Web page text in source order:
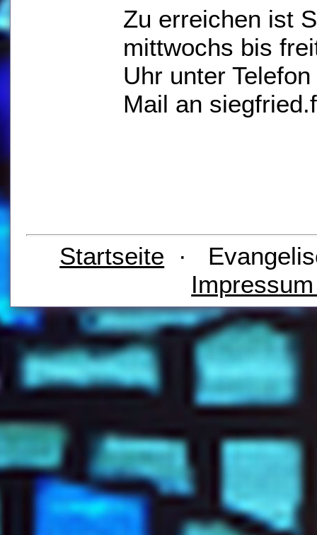
Zu erreichen ist
mittwochs bis
Uhr unter
Mail an
Startseite ·